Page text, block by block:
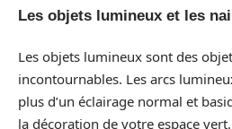
Les objets lumineux et les
Les objets lumineux sont des
incontournables. Les arcs
plus d’un éclairage normal et
la décoration de votre espace